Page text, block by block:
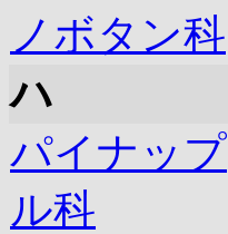
ノボタン科
ハ
パイナップ
ル科